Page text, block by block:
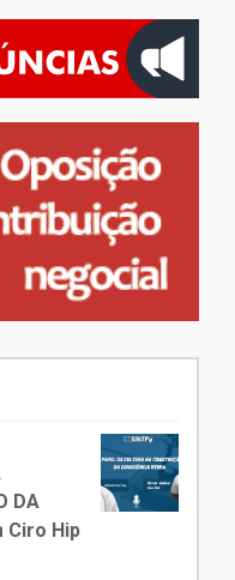
DA
Ciro Hip